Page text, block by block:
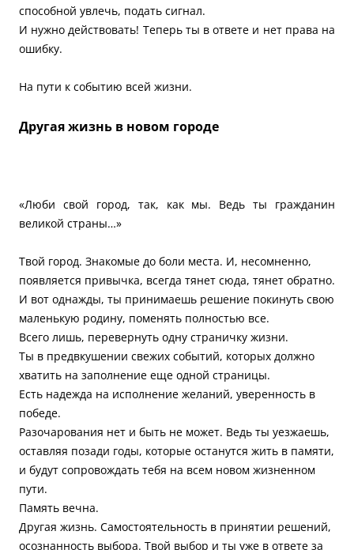
способной увлечь, подать сигнал.
И нужно действовать! Теперь ты в ответе и нет права на
ошибку.
На пути к событию всей жизни.
Другая жизнь в новом городе
«Люби свой город, так, как мы. Ведь ты гражданин
великой страны…»
Твой город. Знакомые до боли места. И, несомненно,
появляется привычка, всегда тянет сюда, тянет обратно.
И вот однажды, ты принимаешь решение покинуть свою
маленькую родину, поменять полностью все.
Всего лишь, перевернуть одну страничку жизни.
Ты в предвкушении свежих событий, которых должно
хватить на заполнение еще одной страницы.
Есть надежда на исполнение желаний, уверенность в
победе.
Разочарования нет и быть не может. Ведь ты уезжаешь,
оставляя позади годы, которые останутся жить в памяти,
и будут сопровождать тебя на всем новом жизненном
пути.
Память вечна.
Другая жизнь. Самостоятельность в принятии решений,
осознанность выбора. Твой выбор и ты уже в ответе за